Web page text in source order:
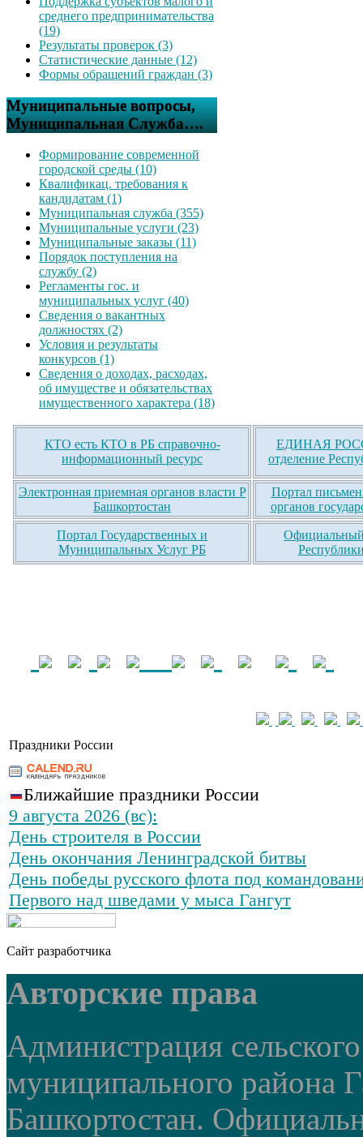
среднего предпринимательства
(19)
Результаты проверок (3)
Статистические данные (12)
Формы обращений граждан (3)
Муниципальные вопросы,
Муниципальная Служба….
Формирование современной
городской среды (10)
Квалификац. требования к
кандидатам (1)
Муниципальная служба (355)
Муниципальные услуги (23)
Муниципальные заказы (11)
Порядок поступления на
службу (2)
Регламенты гос. и
муниципальных услуг (40)
Сведения о вакантных
должностях (2)
Условия и результаты
конкурсов (1)
Сведения о доходах, расходах,
об имуществе и обязательствах
имущественного характера (18)
КТО есть КТО в РБ справочно-
информационный ресурс
ЕДИНАЯ
отделение
Электронная приемная органов власти Р
Башкортостан
Портал
органов
Портал Государственных и
Муниципальных Услуг РБ
Официальный
Праздники России
Ближайшие праздники России
9 августа 2026 (вс):
День строителя в России
День окончания Ленинградской битвы
День победы русского флота под
Первого над шведами у мыса Гангут
Сайт разработчика
Авторские права
Администрация
муниципального района
Башкортостан.